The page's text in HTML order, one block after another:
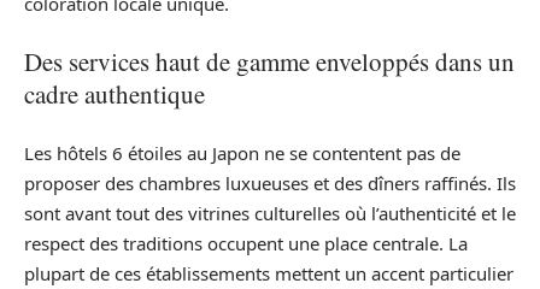
Des services haut de gamme enveloppés dans un
cadre authentique
Les hôtels 6 étoiles au Japon ne se contentent pas de
proposer des chambres luxueuses et des dîners raffinés. Ils
sont avant tout des vitrines culturelles où l’authenticité et le
respect des traditions occupent une place centrale. La
plupart de ces établissements mettent un accent particulier